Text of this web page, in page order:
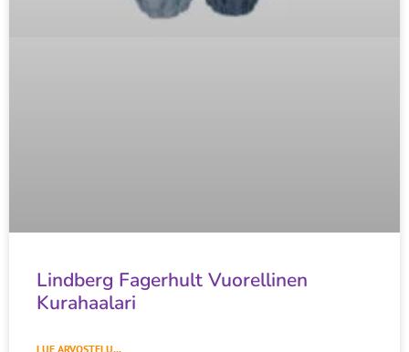
Lindberg Fagerhult Vuorellinen
Kurahaalari
LUE ARVOSTELU...